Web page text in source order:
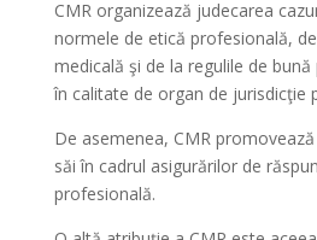
CMR organizează judecarea
normele de etică profesională,
medicală şi de la regulile de
în calitate de organ de jurisdicţie
De asemenea, CMR
săi în cadrul asigurărilor de
profesională.